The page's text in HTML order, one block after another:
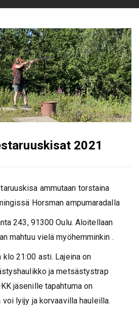
2021
ammutaan torstaina
Horsman ampumaradalla
243, 91300 Oulu. Aloitellaan
mahtuu vielä myöhemminkin .
klo 21:00 asti. Lajeina on
ja metsästystrap
jäsenille tapahtuma on
voi lyijy ja korvaavilla hauleilla.